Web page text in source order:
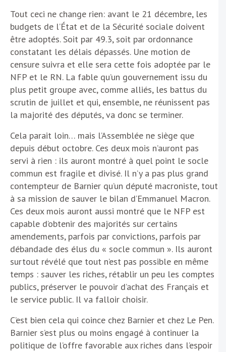
Tout ceci ne change rien: avant le 21 décembre, les
budgets de l’État et de la Sécurité sociale doivent
être adoptés. Soit par 49.3, soit par ordonnance
constatant les délais dépassés. Une motion de
censure suivra et elle sera cette fois adoptée par le
NFP et le RN. La fable qu’un gouvernement issu du
plus petit groupe avec, comme alliés, les battus du
scrutin de juillet et qui, ensemble, ne réunissent pas
la majorité des députés, va donc se terminer.
Cela parait loin… mais l’Assemblée ne siège que
depuis début octobre. Ces deux mois n’auront pas
servi à rien : ils auront montré à quel point le socle
commun est fragile et divisé. Il n’y a pas plus grand
contempteur de Barnier qu’un député macroniste, tout
à sa mission de sauver le bilan d’Emmanuel Macron.
Ces deux mois auront aussi montré que le NFP est
capable d’obtenir des majorités sur certains
amendements, parfois par convictions, parfois par
débandade des élus du « socle commun ». Ils auront
surtout révélé que tout n’est pas possible en même
temps : sauver les riches, rétablir un peu les comptes
publics, préserver le pouvoir d’achat des Français et
le service public. Il va falloir choisir.
C’est bien cela qui coince chez Barnier et chez Le Pen.
Barnier s’est plus ou moins engagé à continuer la
politique de l’offre favorable aux riches dans l’espoir